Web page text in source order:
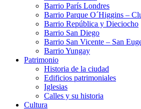
Barrio Parí­s Londres
Barrio Parque O´Higgins –
Barrio República y Dieciocho
Barrio San Diego
Barrio San Vicente – San
Barrio Yungay
Patrimonio
Historia de la ciudad
Edificios patrimoniales
Iglesias
Calles y su historia
Cultura